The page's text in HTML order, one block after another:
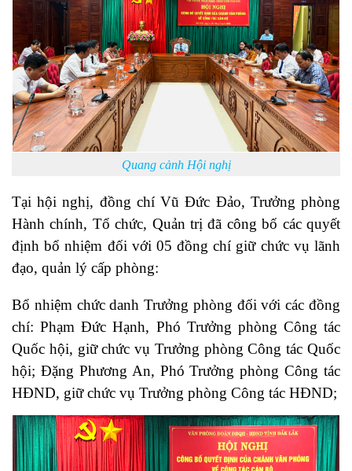
Quang cảnh Hội nghị
Tại hội nghị, đồng chí Vũ Đức Đảo, Trưởng phòng
Hành chính, Tổ chức, Quản trị đã công bố các quyết
định bổ nhiệm đối với 05 đồng chí giữ chức vụ lãnh
đạo, quản lý cấp phòng:
Bổ nhiệm chức danh Trưởng phòng đối với các đồng
chí: Phạm Đức Hạnh, Phó Trưởng phòng Công tác
Quốc hội, giữ chức vụ Trưởng phòng Công tác Quốc
hội; Đặng Phương An, Phó Trưởng phòng Công tác
HĐND, giữ chức vụ Trưởng phòng Công tác HĐND;